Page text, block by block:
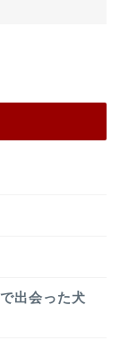
出会った犬